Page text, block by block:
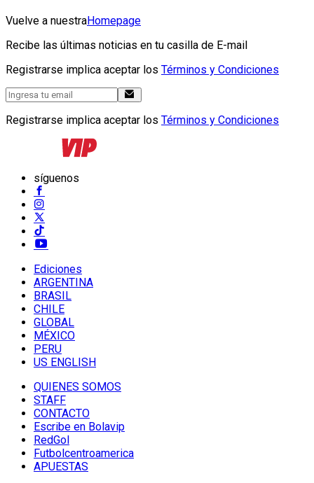
Vuelve a nuestraHomepage
Recibe las últimas noticias en tu casilla de E-mail
Registrarse implica aceptar los Términos y Condiciones
Registrarse implica aceptar los Términos y Condiciones
síguenos
Ediciones
ARGENTINA
BRASIL
CHILE
GLOBAL
MÉXICO
PERU
US ENGLISH
QUIENES SOMOS
STAFF
CONTACTO
Escribe en Bolavip
RedGol
Futbolcentroamerica
APUESTAS